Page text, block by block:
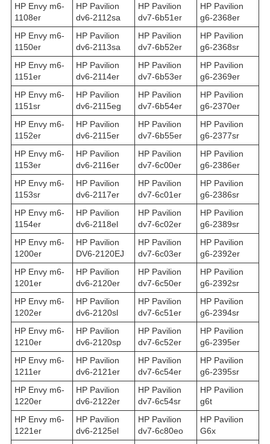
HP Envy m6-
1108er
HP Pavilion
dv6-2112sa
HP Pavilion
dv7-6b51er
HP Pavilion
g6-2368er
HP Envy m6-
1150er
HP Pavilion
dv6-2113sa
HP Pavilion
dv7-6b52er
HP Pavilion
g6-2368sr
HP Envy m6-
1151er
HP Pavilion
dv6-2114er
HP Pavilion
dv7-6b53er
HP Pavilion
g6-2369er
HP Envy m6-
1151sr
HP Pavilion
dv6-2115eg
HP Pavilion
dv7-6b54er
HP Pavilion
g6-2370er
HP Envy m6-
1152er
HP Pavilion
dv6-2115er
HP Pavilion
dv7-6b55er
HP Pavilion
g6-2377sr
HP Envy m6-
1153er
HP Pavilion
dv6-2116er
HP Pavilion
dv7-6c00er
HP Pavilion
g6-2386er
HP Envy m6-
1153sr
HP Pavilion
dv6-2117er
HP Pavilion
dv7-6c01er
HP Pavilion
g6-2386sr
HP Envy m6-
1154er
HP Pavilion
dv6-2118el
HP Pavilion
dv7-6c02er
HP Pavilion
g6-2389sr
HP Envy m6-
1200er
HP Pavilion
DV6-2120EJ
HP Pavilion
dv7-6c03er
HP Pavilion
g6-2392er
HP Envy m6-
1201er
HP Pavilion
dv6-2120er
HP Pavilion
dv7-6c50er
HP Pavilion
g6-2392sr
HP Envy m6-
1202er
HP Pavilion
dv6-2120sl
HP Pavilion
dv7-6c51er
HP Pavilion
g6-2394sr
HP Envy m6-
1210er
HP Pavilion
dv6-2120sp
HP Pavilion
dv7-6c52er
HP Pavilion
g6-2395er
HP Envy m6-
1211er
HP Pavilion
dv6-2121er
HP Pavilion
dv7-6c54er
HP Pavilion
g6-2395sr
HP Envy m6-
1220er
HP Pavilion
dv6-2122er
HP Pavilion
dv7-6c54sr
HP Pavilion
g6t
HP Envy m6-
1221er
HP Pavilion
dv6-2125el
HP Pavilion
dv7-6c80eo
HP Pavilion
G6x